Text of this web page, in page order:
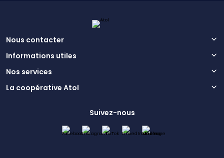
Nous contacter
Informations utiles
Nos services
La coopérative Atol
Suivez-nous